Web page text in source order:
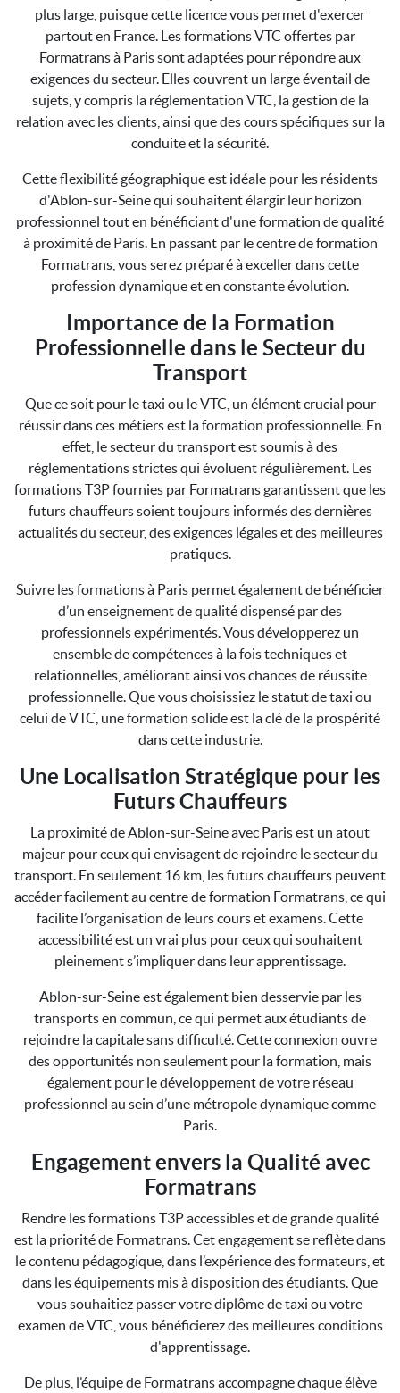
plus large, puisque cette licence vous permet d'exercer
partout en France. Les formations VTC offertes par
Formatrans à Paris sont adaptées pour répondre aux
exigences du secteur. Elles couvrent un large éventail de
sujets, y compris la réglementation VTC, la gestion de la
relation avec les clients, ainsi que des cours spécifiques sur la
conduite et la sécurité.
Cette flexibilité géographique est idéale pour les résidents
d'Ablon-sur-Seine qui souhaitent élargir leur horizon
professionnel tout en bénéficiant d'une formation de qualité
à proximité de Paris. En passant par le centre de formation
Formatrans, vous serez préparé à exceller dans cette
profession dynamique et en constante évolution.
Importance de la Formation
Professionnelle dans le Secteur du
Transport
Que ce soit pour le taxi ou le VTC, un élément crucial pour
réussir dans ces métiers est la formation professionnelle. En
effet, le secteur du transport est soumis à des
réglementations strictes qui évoluent régulièrement. Les
formations T3P fournies par Formatrans garantissent que les
futurs chauffeurs soient toujours informés des dernières
actualités du secteur, des exigences légales et des meilleures
pratiques.
Suivre les formations à Paris permet également de bénéficier
d’un enseignement de qualité dispensé par des
professionnels expérimentés. Vous développerez un
ensemble de compétences à la fois techniques et
relationnelles, améliorant ainsi vos chances de réussite
professionnelle. Que vous choisissiez le statut de taxi ou
celui de VTC, une formation solide est la clé de la prospérité
dans cette industrie.
Une Localisation Stratégique pour les
Futurs Chauffeurs
La proximité de Ablon-sur-Seine avec Paris est un atout
majeur pour ceux qui envisagent de rejoindre le secteur du
transport. En seulement 16 km, les futurs chauffeurs peuvent
accéder facilement au centre de formation Formatrans, ce qui
facilite l’organisation de leurs cours et examens. Cette
accessibilité est un vrai plus pour ceux qui souhaitent
pleinement s’impliquer dans leur apprentissage.
Ablon-sur-Seine est également bien desservie par les
transports en commun, ce qui permet aux étudiants de
rejoindre la capitale sans difficulté. Cette connexion ouvre
des opportunités non seulement pour la formation, mais
également pour le développement de votre réseau
professionnel au sein d’une métropole dynamique comme
Paris.
Engagement envers la Qualité avec
Formatrans
Rendre les formations T3P accessibles et de grande qualité
est la priorité de Formatrans. Cet engagement se reflète dans
le contenu pédagogique, dans l’expérience des formateurs, et
dans les équipements mis à disposition des étudiants. Que
vous souhaitiez passer votre diplôme de taxi ou votre
examen de VTC, vous bénéficierez des meilleures conditions
d'apprentissage.
De plus, l’équipe de Formatrans accompagne chaque élève